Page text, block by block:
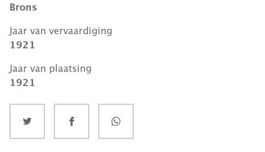
Brons
Jaar van vervaardiging
1921
Jaar van plaatsing
1921